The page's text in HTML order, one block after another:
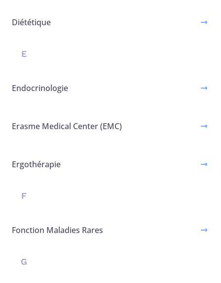
Diététique
E
Endocrinologie
Erasme Medical Center (EMC)
Ergothérapie
F
Fonction Maladies Rares
G